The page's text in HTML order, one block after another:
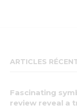
ARTICLES
Fascinating
review reveal a